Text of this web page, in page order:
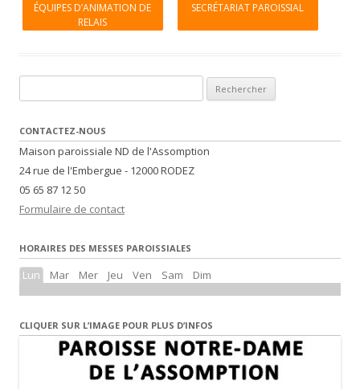
ÉQUIPES D’ANIMATION DE
RELAIS
SECRÉTARIAT PAROISSIAL
CONTACTEZ-NOUS
Maison paroissiale ND de l'Assomption
24 rue de l'Embergue - 12000 RODEZ
05 65 87 12 50
Formulaire de contact
HORAIRES DES MESSES PAROISSIALES
Lun Mar Mer Jeu Ven Sam Dim
CLIQUER SUR L’IMAGE POUR PLUS D’INFOS